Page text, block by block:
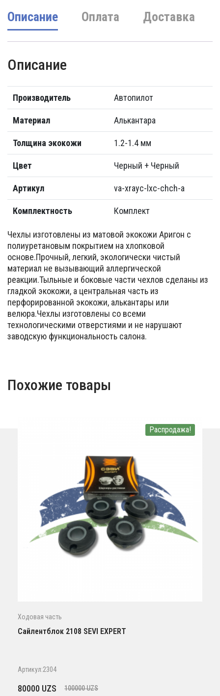
Описание Оплата Доставка
Описание
Производитель Автопилот
Материал Алькантара
Толщина экокожи 1.2-1.4 мм
Цвет Черный + Черный
Артикул va-xrayc-lxc-chch-a
Комплектность Комплект
Чехлы изготовлены из матовой экокожи Аригон с
полиуретановым покрытием на хлопковой
основе.Прочный, легкий, экологически чистый
материал не вызывающий аллергической
реакции.Тыльные и боковые части чехлов сделаны из
гладкой экокожи, а центральная часть из
перфорированной экокожи, алькантары или
велюра.Чехлы изготовлены со всеми
технологическими отверстиями и не нарушают
заводскую функциональность салона.
Похожие товары
Распродажа!
Ходовая часть
Сайлентблок 2108 SEVI EXPERT
Артикул:2304
100000UZS
Первоначальная
80000 UZS
Текущая